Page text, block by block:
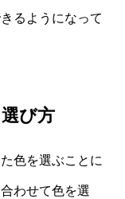
るようになって
び方
色を選ぶことに
わせて色を選